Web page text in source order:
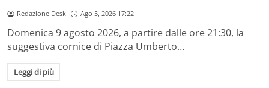
Redazione Desk Ago 5, 2026 17:22
Domenica 9 agosto 2026, a partire dalle ore 21:30, la
suggestiva cornice di Piazza Umberto…
Leggi di più